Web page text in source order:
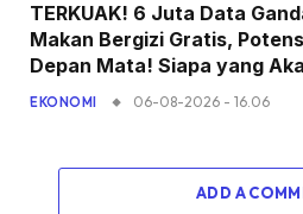
TERKUAK! 6 Juta Data
Makan Bergizi Gratis,
Depan Mata! Siapa yang
EKONOMI 06-08-2026 - 16.06
ADD A